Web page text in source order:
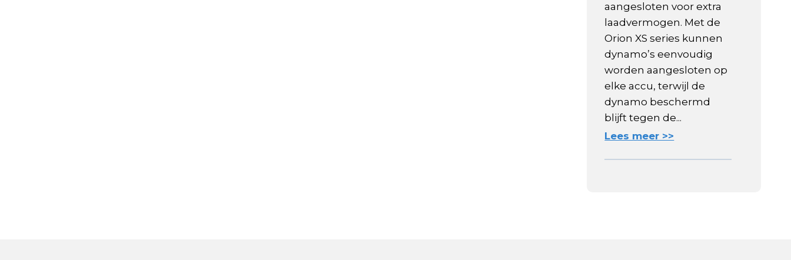
aangesloten voor extra
laadvermogen. Met de
Orion XS series kunnen
dynamo’s eenvoudig
worden aangesloten op
elke accu, terwijl de
dynamo beschermd
blijft tegen de...
Lees meer >>